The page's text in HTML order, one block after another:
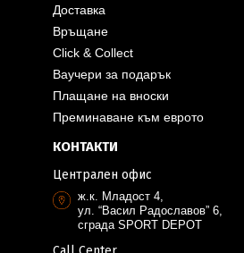
Доставка
Връщане
Click & Collect
Ваучери за подарък
Плащане на вноски
Преминаване към еврото
КОНТАКТИ
Централен офис
ж.к. Младост 4,
ул. “Васил Радославов” 6,
сграда SPORT DEPOT